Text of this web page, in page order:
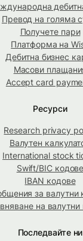
Превод на голяма
Получете пари
Платформа на
Дебитна бизнес
Масови
Accept card
Ресурси
Research privacy
Валутен
International stock
Swift/BIC кодове
IBAN кодове
за валутни
на валутни
Последвайте ни